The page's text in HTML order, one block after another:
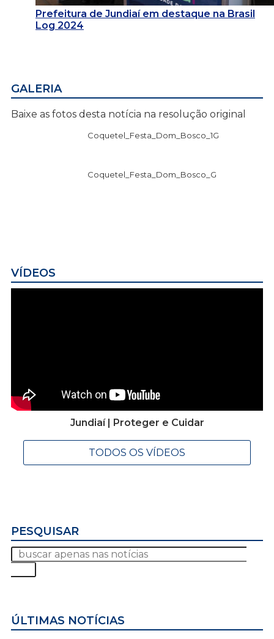
Prefeitura de Jundiaí em destaque na Brasil
Log 2024
GALERIA
Baixe as fotos desta notícia na resolução original
Coquetel_Festa_Dom_Bosco_1G
Coquetel_Festa_Dom_Bosco_G
VÍDEOS
Jundiaí | Proteger e Cuidar
TODOS OS VÍDEOS
PESQUISAR
ÚLTIMAS NOTÍCIAS